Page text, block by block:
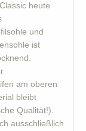
heute
und
ist
am oberen
bleibt
Qualität!).
ausschließlich